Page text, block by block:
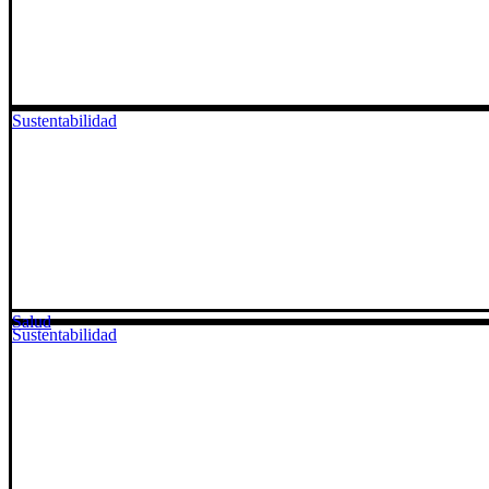
Sustentabilidad
Sustentabilidad
Salud